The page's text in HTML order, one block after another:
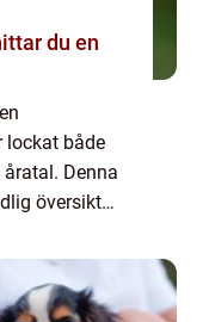
lockat både
Denna
översikt
historiska